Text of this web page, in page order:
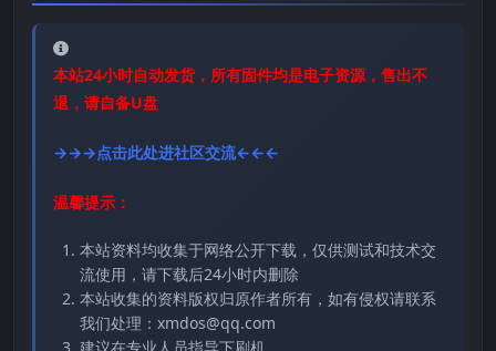
本站24小时自动发货，所有固件均是电子资源，售出不
退，请自备U盘
→→→点击此处进社区交流←←←
温馨提示：
本站资料均收集于网络公开下载，仅供测试和技术交
流使用，请下载后24小时内删除
本站收集的资料版权归原作者所有，如有侵权请联系
我们处理：xmdos@qq.com